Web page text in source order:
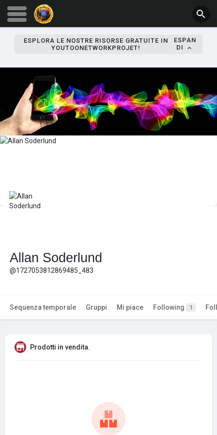
ESPLORA LE NOSTRE RISORSE GRATUITE IN
YOUTOONETWORKPROJET!
ESPAN
DI
Allan Soderlund
@1727053812869485_483
Sequenza temporale Gruppi Mi piace Following 1
Prodotti in vendita.